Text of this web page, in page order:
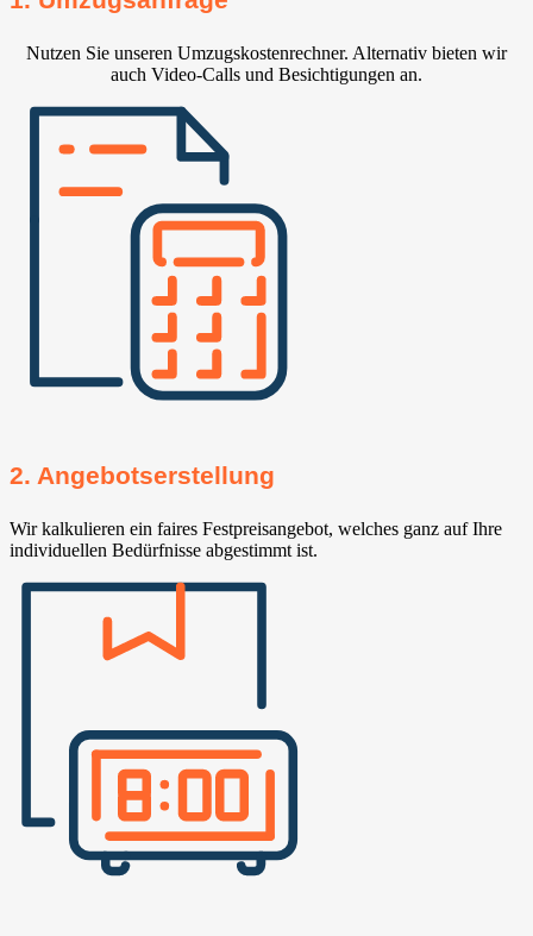
Nutzen Sie unseren Umzugskostenrechner. Alternativ bieten wir
auch Video-Calls und Besichtigungen an.
2. Angebotserstellung
Wir kalkulieren ein faires Festpreisangebot, welches ganz auf Ihre
individuellen Bedürfnisse abgestimmt ist.